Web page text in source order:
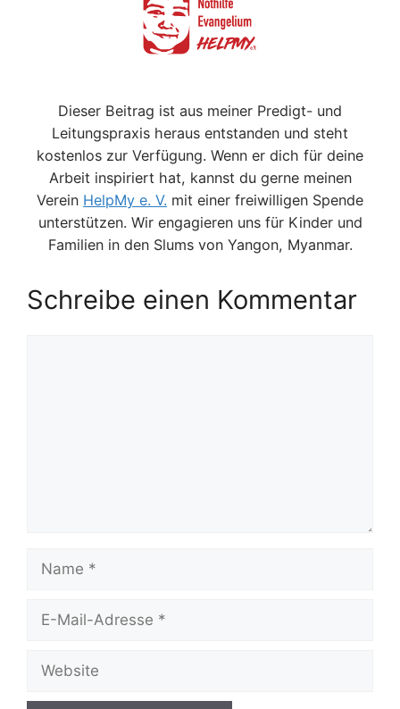
Dieser Beitrag ist aus meiner Predigt- und
Leitungspraxis heraus entstanden und steht
kostenlos zur Verfügung. Wenn er dich für deine
Arbeit inspiriert hat, kannst du gerne meinen
Verein HelpMy e. V. mit einer freiwilligen Spende
unterstützen. Wir engagieren uns für Kinder und
Familien in den Slums von Yangon, Myanmar.
Schreibe einen Kommentar
Name
Website